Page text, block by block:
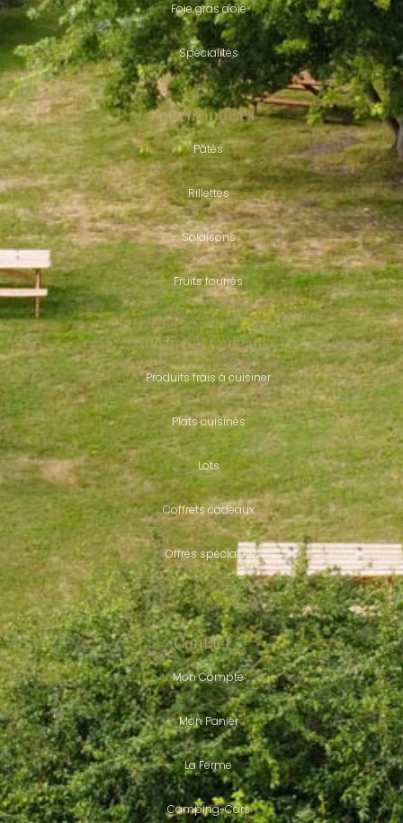
Foie gras d'oie
Spécialités
Gourmandises
Pâtés
Rillettes
Salaisons
Fruits fourrés
Cuisine & Cadeaux
Produits frais à cuisiner
Plats cuisinés
Lots
Coffrets cadeaux
Offres spéciales
Contact
Mon Compte
Mon Panier
La Ferme
Camping-Cars